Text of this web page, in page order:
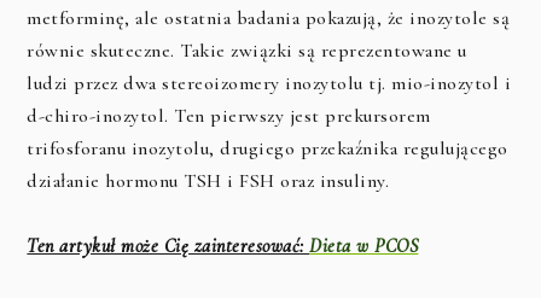
metforminę, ale ostatnia badania pokazują, że inozytole są
równie skuteczne. Takie związki są reprezentowane u
ludzi przez dwa stereoizomery inozytolu tj. mio-inozytol i
d-chiro-inozytol. Ten pierwszy jest prekursorem
trifosforanu inozytolu, drugiego przekaźnika regulującego
działanie hormonu TSH i FSH oraz insuliny.
Ten artykuł może Cię zainteresować:Dieta w PCOS